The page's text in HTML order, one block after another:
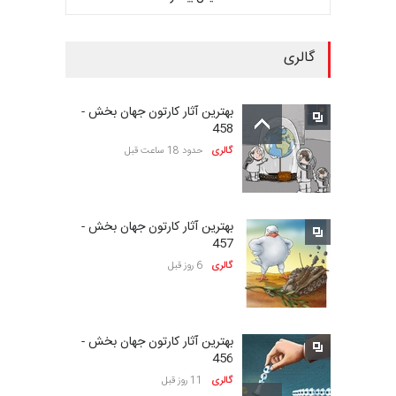
مهلت 23 روز دیگر
مهلت 25 روز دیگر
مهلت حدود یک ماه دیگر
گالری
بهترین آثار کارتون جهان بخش -
458
گالری حدود 18 ساعت قبل
بهترین آثار کارتون جهان بخش -
457
گالری 6 روز قبل
بهترین آثار کارتون جهان بخش -
456
گالری 11 روز قبل